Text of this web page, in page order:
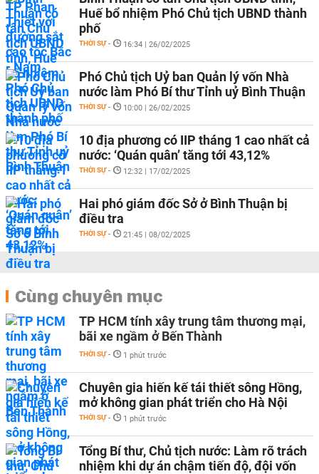
Huế bổ nhiệm Phó Chủ tịch UBND thành
phố
THỜI SỰ - 16:34 | 26/02/2025
Phó Chủ tịch Uỷ ban Quản lý vốn Nhà
nước làm Phó Bí thư Tỉnh uỷ Bình Thuận
THỜI SỰ - 10:00 | 26/02/2025
10 địa phương có IIP tháng 1 cao nhất cả
nước: ‘Quán quân’ tăng tới 43,12%
THỜI SỰ - 12:32 | 17/02/2025
Hai phó giám đốc Sở ở Bình Thuận bị
điều tra
THỜI SỰ - 21:45 | 08/02/2025
Cùng chuyên mục
TP HCM tính xây trung tâm thương mại,
bãi xe ngầm ở Bến Thành
THỜI SỰ - 1 phút trước
Chuyên gia hiến kế tái thiết sông Hồng,
mở không gian phát triển cho Hà Nội
THỜI SỰ - 1 phút trước
Tổng Bí thư, Chủ tịch nước: Làm rõ trách
nhiệm khi dự án chậm tiến độ, đội vốn